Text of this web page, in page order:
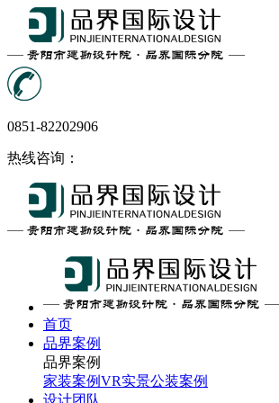
0851-82202906
热线咨询：
首页
品界案例
品界案例
家装案例VR实景公装案例
设计团队